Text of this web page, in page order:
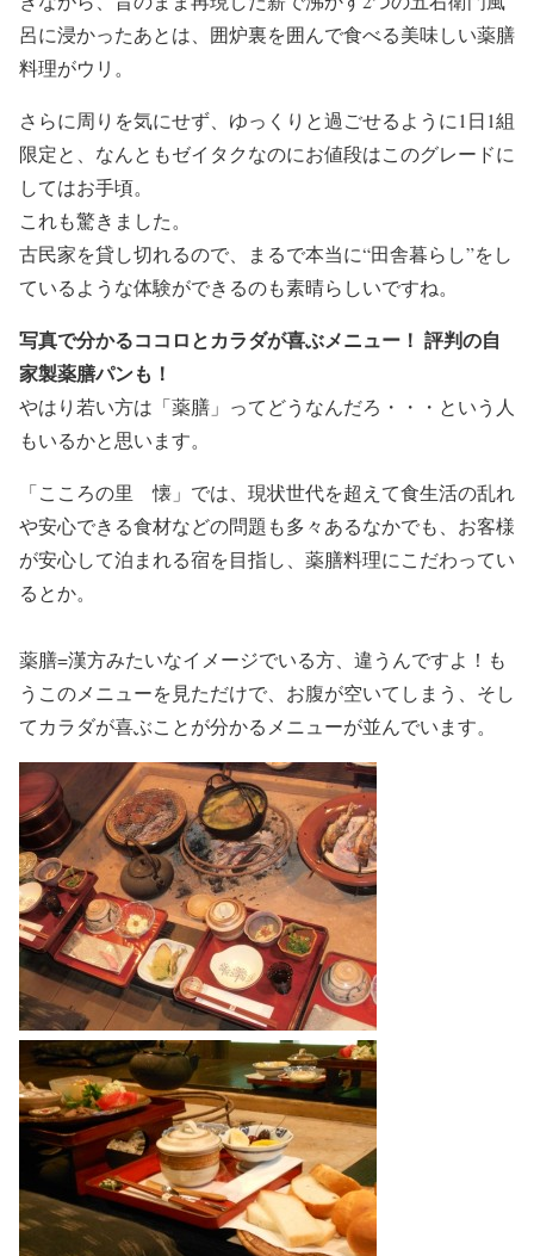
呂に浸かったあとは、囲炉裏を囲んで食べる美味しい薬膳
料理がウリ。
さらに周りを気にせず、ゆっくりと過ごせるように1日1組
限定と、なんともゼイタクなのにお値段はこのグレードに
してはお手頃。
これも驚きました。
古民家を貸し切れるので、まるで本当に“田舎暮らし”をし
ているような体験ができるのも素晴らしいですね。
写真で分かるココロとカラダが喜ぶメニュー！ 評判の自
家製薬膳パンも！
やはり若い方は「薬膳」ってどうなんだろ・・・という人
もいるかと思います。
「こころの里 懐」では、現状世代を超えて食生活の乱れ
や安心できる食材などの問題も多々あるなかでも、お客様
が安心して泊まれる宿を目指し、薬膳料理にこだわってい
るとか。
薬膳=漢方みたいなイメージでいる方、違うんですよ！も
うこのメニューを見ただけで、お腹が空いてしまう、そし
てカラダが喜ぶことが分かるメニューが並んでいます。